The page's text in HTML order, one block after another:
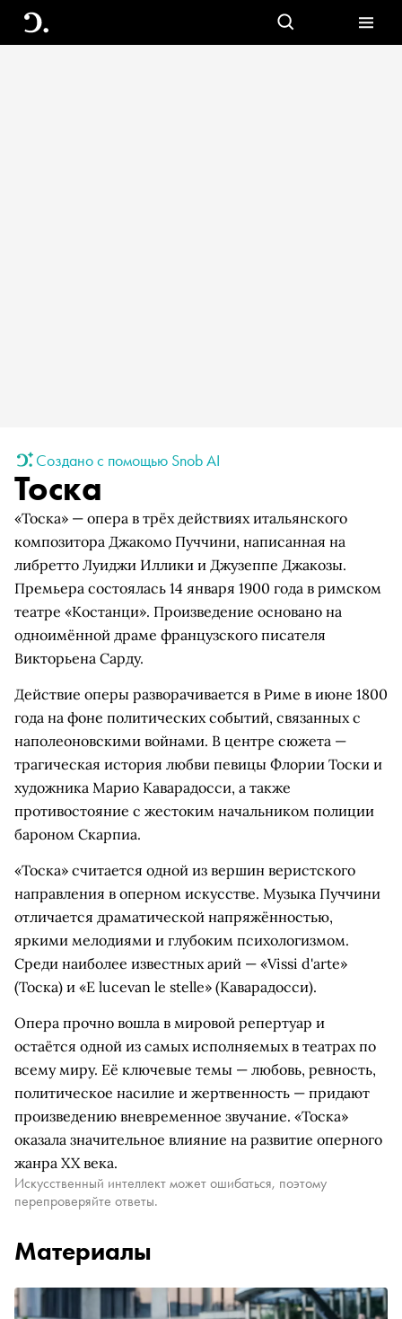
Создано с помощью Snob AI
Тоска
«Тоска» — опера в трёх действиях итальянского
композитора Джакомо Пуччини, написанная на
либретто Луиджи Иллики и Джузеппе Джакозы.
Премьера состоялась 14 января 1900 года в римском
театре «Костанци». Произведение основано на
одноимённой драме французского писателя
Викторьена Сарду.
Действие оперы разворачивается в Риме в июне 1800
года на фоне политических событий, связанных с
наполеоновскими войнами. В центре сюжета —
трагическая история любви певицы Флории Тоски и
художника Марио Каварадосси, а также
противостояние с жестоким начальником полиции
бароном Скарпиа.
«Тоска» считается одной из вершин веристского
направления в оперном искусстве. Музыка Пуччини
отличается драматической напряжённостью,
яркими мелодиями и глубоким психологизмом.
Среди наиболее известных арий — «Vissi d'arte»
(Тоска) и «E lucevan le stelle» (Каварадосси).
Опера прочно вошла в мировой репертуар и
остаётся одной из самых исполняемых в театрах по
всему миру. Её ключевые темы — любовь, ревность,
политическое насилие и жертвенность — придают
произведению вневременное звучание. «Тоска»
оказала значительное влияние на развитие оперного
жанра XX века.
Искусственный интеллект может ошибаться, поэтому
перепроверяйте ответы.
Материалы